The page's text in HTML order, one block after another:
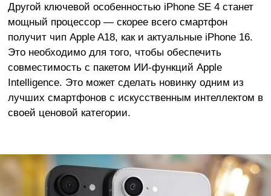
Другой ключевой особенностью iPhone SE 4 станет
мощный процессор — скорее всего смартфон
получит чип Apple A18, как и актуальные iPhone 16.
Это необходимо для того, чтобы обеспечить
совместимость с пакетом ИИ-функций Apple
Intelligence. Это может сделать новинку одним из
лучших смартфонов с искусственным интеллектом в
своей ценовой категории.